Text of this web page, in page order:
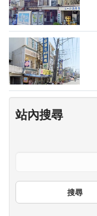
站內搜尋
搜尋